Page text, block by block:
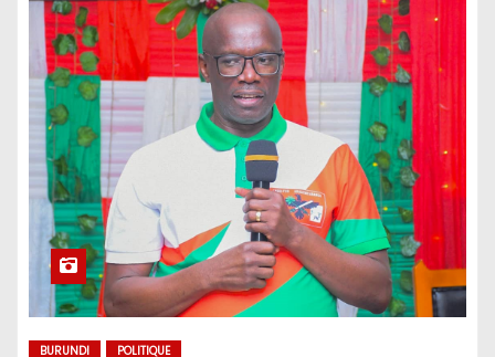
BURUNDI POLITIQUE